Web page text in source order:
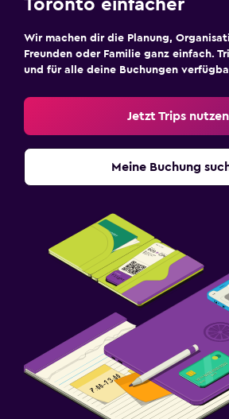
Toronto einfacher
Wir machen dir die Planung,
Freunden oder Familie ganz einfach.
und für alle deine Buchungen
Jetzt Trips nutzen
Meine Buchung